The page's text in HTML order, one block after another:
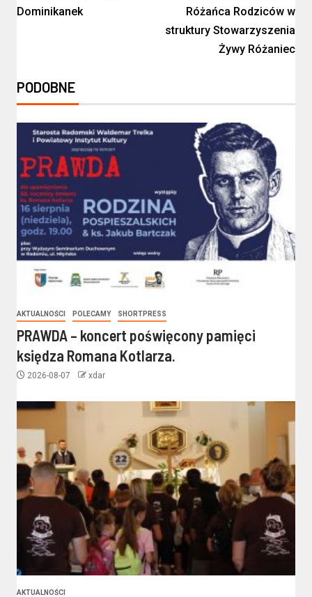
Dominikanek
Różańca Rodziców w
struktury Stowarzyszenia
Żywy Różaniec
PODOBNE
AKTUALNOŚCI POLECAMY SHORTPRESS
PRAWDA – koncert poświęcony pamięci
księdza Romana Kotlarza.
2026-08-07 xdar
AKTUALNOŚCI